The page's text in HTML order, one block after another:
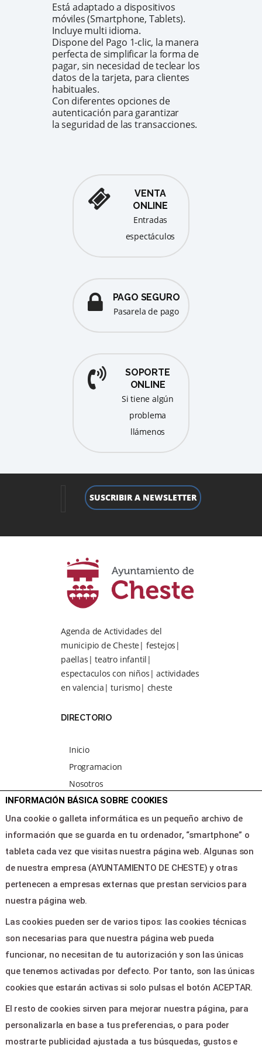
Está adaptado a dispositivos
móviles (Smartphone, Tablets).
Incluye multi idioma.
Dispone del Pago 1-clic, la manera
perfecta de simplificar la forma de
pagar, sin necesidad de teclear los
datos de la tarjeta, para clientes
habituales.
Con diferentes opciones de
autenticación para garantizar
la seguridad de las transacciones.
VENTA
ONLINE
entradas
espectáculos
PAGO SEGURO
pasarela de pago
SOPORTE
ONLINE
Si tiene algún
problema
llámenos
Agenda de Actividades del
municipio de Cheste| festejos|
paellas| teatro infantil|
espectaculos con niños| actividades
en valencia| turismo| cheste
DIRECTORIO
Inicio
Programacion
Nosotros
Noticias
Area clientes
Contacto
LEGAL & PAGOS
Ayuda
Aviso legal
Política de privacidad
Contactar
CONTACTO
CHESTE 46380
INFORMACIÓN BÁSICA SOBRE COOKIES
Una cookie o galleta informática es un pequeño archivo de
información que se guarda en tu ordenador, “smartphone” o
tableta cada vez que visitas nuestra página web. Algunas son
de nuestra empresa (AYUNTAMIENTO DE CHESTE) y otras
pertenecen a empresas externas que prestan servicios para
nuestra página web.
Las cookies pueden ser de varios tipos: las cookies técnicas
son necesarias para que nuestra página web pueda
funcionar, no necesitan de tu autorización y son las únicas
que tenemos activadas por defecto. Por tanto, son las únicas
cookies que estarán activas si solo pulsas el botón ACEPTAR.
El resto de cookies sirven para mejorar nuestra página, para
personalizarla en base a tus preferencias, o para poder
mostrarte publicidad ajustada a tus búsquedas, gustos e